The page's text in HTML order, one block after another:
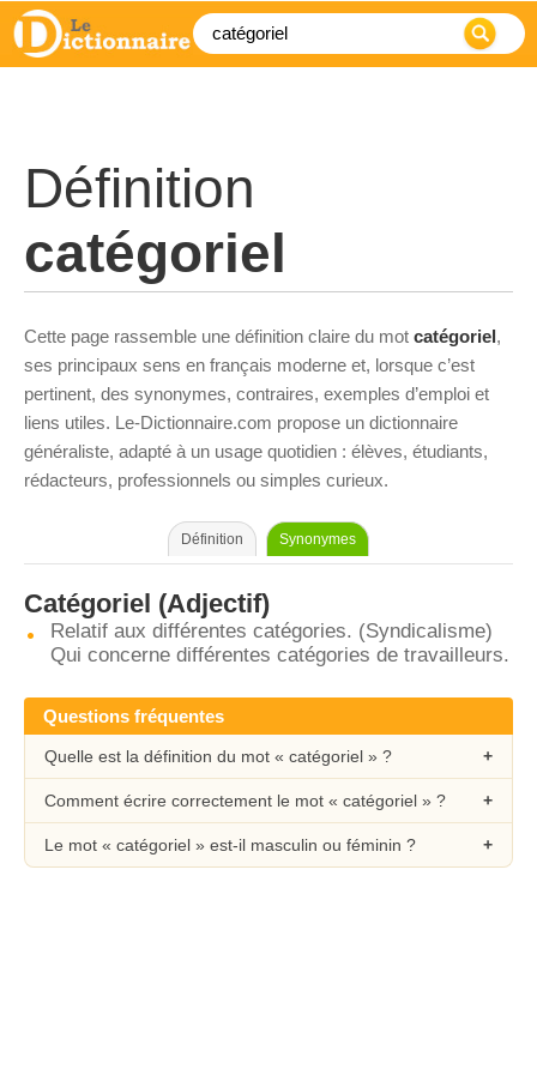
Définition
catégoriel
Cette page rassemble une définition claire du mot catégoriel,
ses principaux sens en français moderne et, lorsque c’est
pertinent, des synonymes, contraires, exemples d’emploi et
liens utiles. Le-Dictionnaire.com propose un dictionnaire
généraliste, adapté à un usage quotidien : élèves, étudiants,
rédacteurs, professionnels ou simples curieux.
Définition Synonymes
Catégoriel (Adjectif)
Relatif aux différentes catégories. (Syndicalisme)
Qui concerne différentes catégories de travailleurs.
Questions fréquentes
Quelle est la définition du mot « catégoriel » ?
Comment écrire correctement le mot « catégoriel » ?
Le mot « catégoriel » est-il masculin ou féminin ?